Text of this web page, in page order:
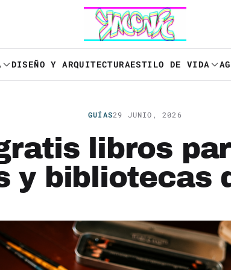
DISEÑO Y ARQUITECTURAESTILO DE VIDA
GUÍAS29 JUNIO, 2026
libros
y bibliotecas